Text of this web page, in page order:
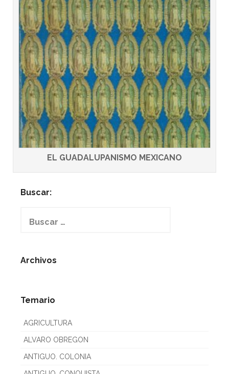
EL GUADALUPANISMO MEXICANO
Buscar:
Archivos
Temario
AGRICULTURA
ALVARO OBREGON
ANTIGUO. COLONIA